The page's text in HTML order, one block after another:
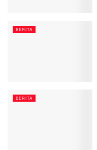
BERITA
BERITA